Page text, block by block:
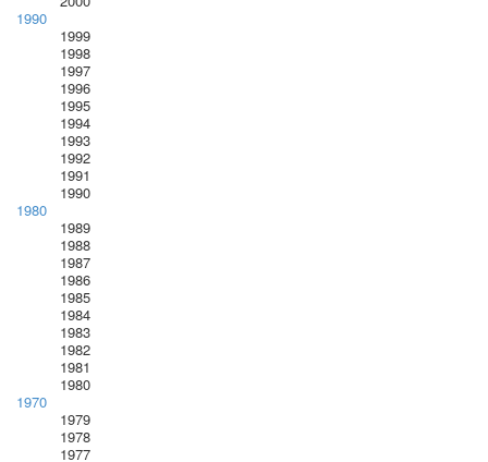
1990
1999
1998
1997
1996
1995
1994
1993
1992
1991
1990
1980
1989
1988
1987
1986
1985
1984
1983
1982
1981
1980
1970
1979
1978
1977